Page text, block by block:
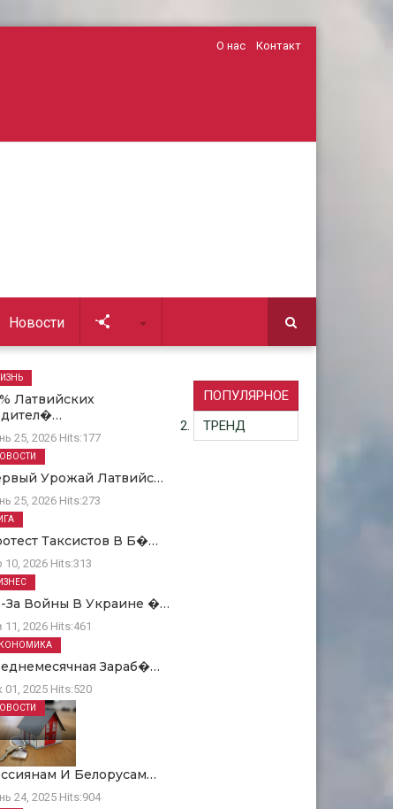
О нас Контакт
Новости
ПОПУЛЯРНОЕ
ТРЕНД
Латвийских
25, 2026 Hits:177
Урожай Латвийс…
25, 2026 Hits:273
Таксистов В Б�…
10, 2026 Hits:313
За Войны В Украине �…
11, 2026 Hits:461
Зараб�…
01, 2025 Hits:520
И Белорусам…
24, 2025 Hits:904